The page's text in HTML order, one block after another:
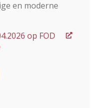
en moderne
op FOD